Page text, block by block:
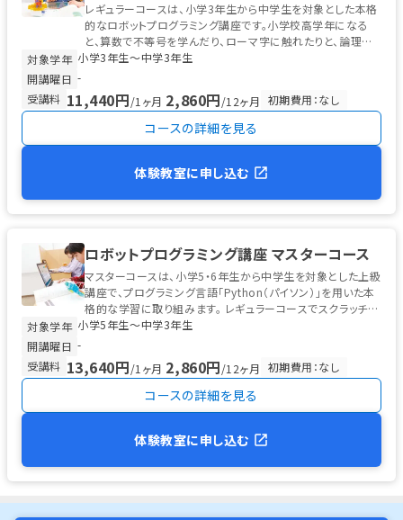
レギュラーコースは、小学3年生から中学生を対象とした本格
的なロボットプログラミング講座です。小学校高学年になる
と、算数で不等号を学んだり、ローマ字に触れたりと、論理的
な思考の土台が整う時期。 ...
対象学年 小学3年生〜中学3年生
開講曜日 -
受講料 11,440円/1ヶ月 2,860円/12ヶ月 初期費用：なし
コースの詳細を見る
体験教室に申し込む
ロボットプログラミング講座 マスターコース
マスターコースは、小学5・6年生から中学生を対象とした上級
講座で、プログラミング言語「Python（パイソン）」を用いた本
格的な学習に取り組みます。 レギュラーコースでスクラッチ型
プログラ...
対象学年 小学5年生〜中学3年生
開講曜日 -
受講料 13,640円/1ヶ月 2,860円/12ヶ月 初期費用：なし
コースの詳細を見る
体験教室に申し込む